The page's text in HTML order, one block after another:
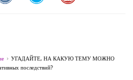
УГАДАЙТЕ, НА КАКУЮ ТЕМУ МОЖНО
последствий?